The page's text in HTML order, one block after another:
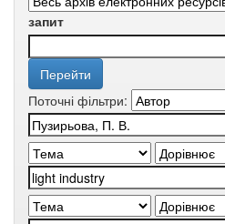
запит
Поточні фільтри: